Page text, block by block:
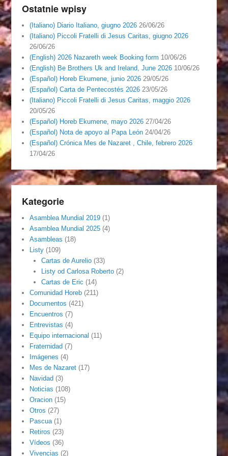
Ostatnie wpisy
(Italiano) Diario Italiano, giugno 2026 26/06/26
(Italiano) Piccoli Fratelli di Jesus Caritas, giugno 2026
26/06/26
(English) 2026 Nazareth week Booking form 10/06/26
(English) Be Brothers Uk and Ireland, June 2026 10/06/26
(Español) Horeb Ekumene, junio 2026 29/05/26
(Español) Carta de Pentecostés 2026 23/05/26
(Italiano) Piccoli Fratelli di Jesus Caritas, maggio 2026
20/05/26
(Español) Horeb Ekumene, mayo 2026 27/04/26
(Español) Nota de apoyo al Papa León 24/04/26
(Español) Crónica Mes de Nazaret , Chile, febrero 2026
17/04/26
Kategorie
Asamblea Mundial 2019 (1)
Asamblea Mundial 2025 (4)
Asambleas (18)
Listy (109)
Cartas de Aurelio(33)
Listy od Carlosa Roberto(2)
Cartas de Eric (14)
Comunidad Horeb (211)
Documentos (421)
Encuentros (7)
Entrevistas (4)
Equipo internacional (11)
Fraternidad (7)
Imágenes (4)
Mes de Nazaret (17)
Navidad (3)
Noticias (108)
Oracion (15)
Otros (27)
Pascua (1)
Retiros (23)
Vídeos (36)
Vivencias (2)